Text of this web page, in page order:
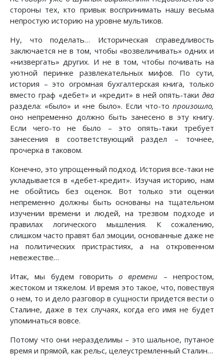
стороны тех, кто привык воспринимать нашу весьма
непростую историю на уровне мультиков.
Ну, что поделать… Историческая справедливость
заключается не в том, чтобы «возвеличивать» одних и
«низвергать» других. И не в том, чтобы почивать на
уютной перинке развлекательных мифов. По сути,
история – это огромная бухгалтерская книга, только
вместо граф «дебет» и «кредит» в ней опять-таки два
раздела: «было» и «не было». Если что-то произошло,
оно непременно должно быть занесено в эту книгу.
Если чего-то не было – это опять-таки требует
занесения в соответствующий раздел – точнее,
прочерка в таковом.
Конечно, это упрощенный подход. История все-таки не
укладывается в «дебет-кредит». Изучая историю, нам
не обойтись без оценок. Вот только эти оценки
непременно должны быть основаны на тщательном
изучении времени и людей, на трезвом подходе и
правилах логического мышления. К сожалению,
слишком часто правят бал эмоции, основанные даже не
на политических пристрастиях, а на откровенном
невежестве…
Итак, мы будем говоритьо времени – непростом,
жестоком и тяжелом. И время это такое, что, повествуя
о нем, то и дело разговор в сущности придется вести о
Сталине, даже в тех случаях, когда его имя не будет
упоминаться вовсе.
Потому что они неразделимы – это шальное, путаное
время и прямой, как рельс, целеустремленный Сталин…